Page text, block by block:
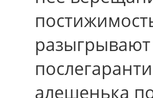
разыгрывают
алешенька